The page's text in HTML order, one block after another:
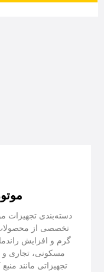
دسته‌بندی تجهیزات
تخصصی از محصولات
گرم و افزایش
مسکونی، تجاری
تجهیزاتی مانند